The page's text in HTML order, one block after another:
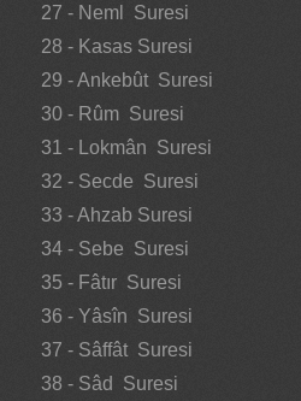
27 - Neml Suresi
28 - Kasas Suresi
29 - Ankebût Suresi
30 - Rûm Suresi
31 - Lokmân Suresi
32 - Secde Suresi
33 - Ahzab Suresi
34 - Sebe Suresi
35 - Fâtır Suresi
36 - Yâsîn Suresi
37 - Sâffât Suresi
38 - Sâd Suresi